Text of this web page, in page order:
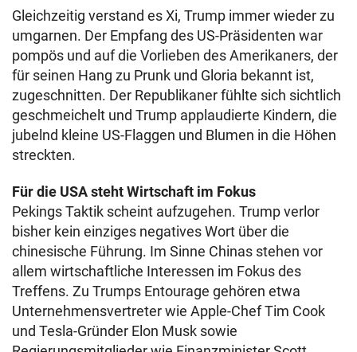
Gleichzeitig verstand es Xi, Trump immer wieder zu
umgarnen. Der Empfang des US-Präsidenten war
pompös und auf die Vorlieben des Amerikaners, der
für seinen Hang zu Prunk und Gloria bekannt ist,
zugeschnitten. Der Republikaner fühlte sich sichtlich
geschmeichelt und Trump applaudierte Kindern, die
jubelnd kleine US-Flaggen und Blumen in die Höhen
streckten.
Für die USA steht Wirtschaft im Fokus
Pekings Taktik scheint aufzugehen. Trump verlor
bisher kein einziges negatives Wort über die
chinesische Führung. Im Sinne Chinas stehen vor
allem wirtschaftliche Interessen im Fokus des
Treffens. Zu Trumps Entourage gehören etwa
Unternehmensvertreter wie Apple-Chef Tim Cook
und Tesla-Gründer Elon Musk sowie